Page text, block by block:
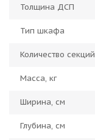
Толщина ДСП
Тип шкафа
Количество секций
Масса, кг
Ширина, см
Глубина, см